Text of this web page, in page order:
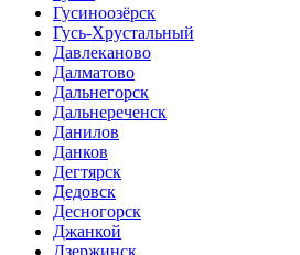
Гусиноозёрск
Гусь-Хрустальный
Давлеканово
Далматово
Дальнегорск
Дальнереченск
Данилов
Данков
Дегтярск
Дедовск
Десногорск
Джанкой
Дзержинск